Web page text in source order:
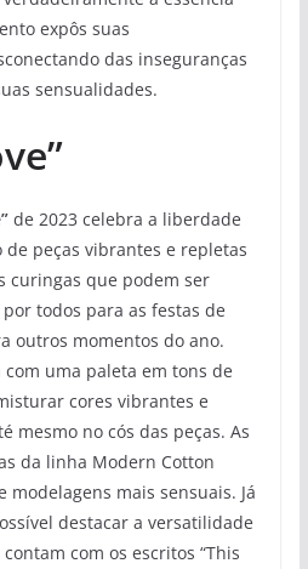
expôs suas
das inseguranças
sensualidades.
de 2023 celebra a liberdade
peças vibrantes e repletas
curingas que podem ser
todos para as festas de
outros momentos do ano.
uma paleta em tons de
cores vibrantes e
mesmo no cós das peças. As
da linha Modern Cotton
modelagens mais sensuais. Já
destacar a versatilidade
com os escritos “This